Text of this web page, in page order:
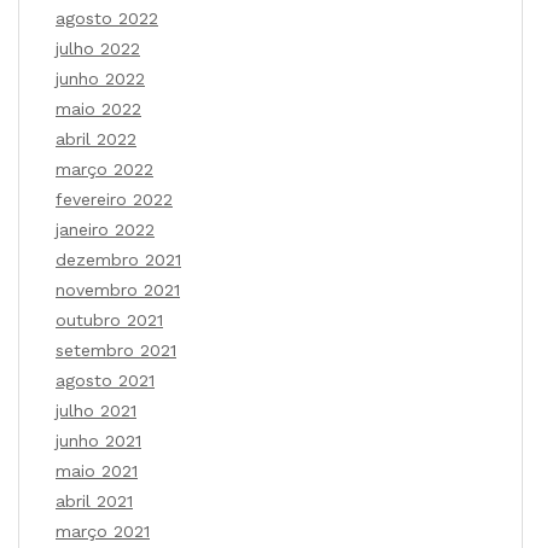
agosto 2022
julho 2022
junho 2022
maio 2022
abril 2022
março 2022
fevereiro 2022
janeiro 2022
dezembro 2021
novembro 2021
outubro 2021
setembro 2021
agosto 2021
julho 2021
junho 2021
maio 2021
abril 2021
março 2021